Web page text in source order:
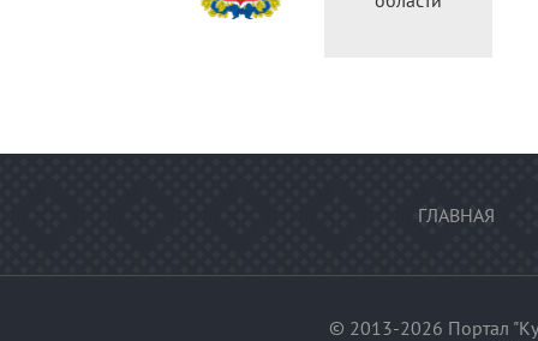
федерации
ГЛАВНАЯ
© 2013-2026 Портал